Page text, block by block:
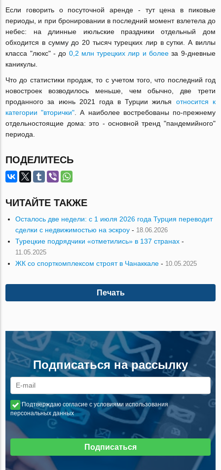
Если говорить о посуточной аренде - тут цена в пиковые
периоды, и при бронировании в последний момент взлетела до
небес: на длинные июльские праздники отдельный дом
обходится в сумму до 20 тысяч турецких лир в сутки. А виллы
класса "люкс" - до 0,2 млн турецких лир и более за 9-дневные
каникулы.
Что до статистики продаж, то с учетом того, что последний год
новостроек возводилось меньше, чем обычно, две трети
проданного за июнь 2021 года в Турции жилья относится к
категории "вторички" . А наиболее востребованы по-прежнему
отдельностоящие дома: это - основной тренд "пандемийного"
периода.
ПОДЕЛИТЕСЬ
ЧИТАЙТЕ ТАКЖЕ
Осталось две недели: с 1 июля 2026 года Турция переводит
сделки с недвижимостью на эскроу - 18.06.2026
Турецкие подрядчики «отметились» в 137 странах -
11.05.2025
ЖК со спорткомплексом строят в Чанаккале - 10.05.2025
Печать
Подписаться на рассылку
Подтверждаю согласие с условиями использования
персональных данных
Подписаться